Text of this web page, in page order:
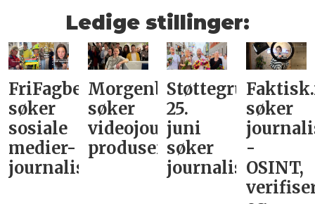
Ledige stillinger:
FriFagbevegelse
søker
sosiale
medier-
journalist
Morgenbladet
søker
videojournalist/podkast-
produsent
Støttegruppa
25.
juni
søker
journalist
søker
-
OSINT,